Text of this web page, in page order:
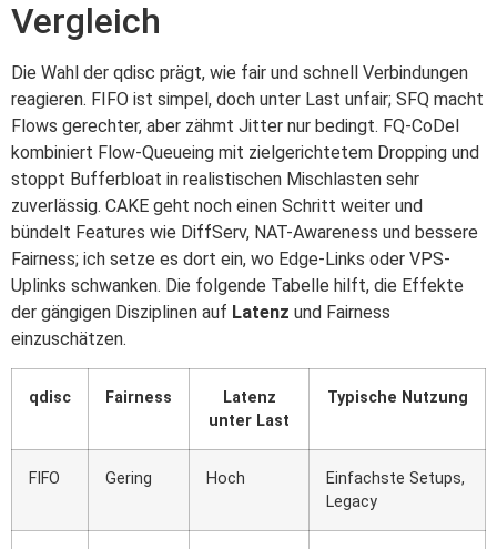
Vergleich
Die Wahl der qdisc prägt, wie fair und schnell Verbindungen
reagieren. FIFO ist simpel, doch unter Last unfair; SFQ macht
Flows gerechter, aber zähmt Jitter nur bedingt. FQ-CoDel
kombiniert Flow-Queueing mit zielgerichtetem Dropping und
stoppt Bufferbloat in realistischen Mischlasten sehr
zuverlässig. CAKE geht noch einen Schritt weiter und
bündelt Features wie DiffServ, NAT-Awareness und bessere
Fairness; ich setze es dort ein, wo Edge-Links oder VPS-
Uplinks schwanken. Die folgende Tabelle hilft, die Effekte
der gängigen Disziplinen auf Latenz und Fairness
einzuschätzen.
qdisc Fairness
Latenz
unter Last
Typische Nutzung
FIFO Gering Hoch
Einfachste Setups,
Legacy